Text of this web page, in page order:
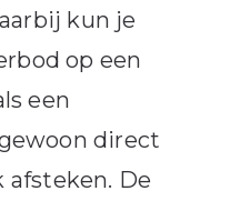
kun je
op een
een
direct
afsteken. De